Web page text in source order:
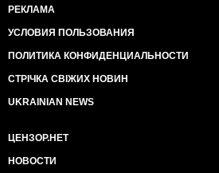
РЕКЛАМА
УСЛОВИЯ ПОЛЬЗОВАНИЯ
ПОЛИТИКА КОНФИДЕНЦИАЛЬНОСТИ
СТРІЧКА СВІЖИХ НОВИН
UKRAINIAN NEWS
ЦЕНЗОР.НЕТ
НОВОСТИ